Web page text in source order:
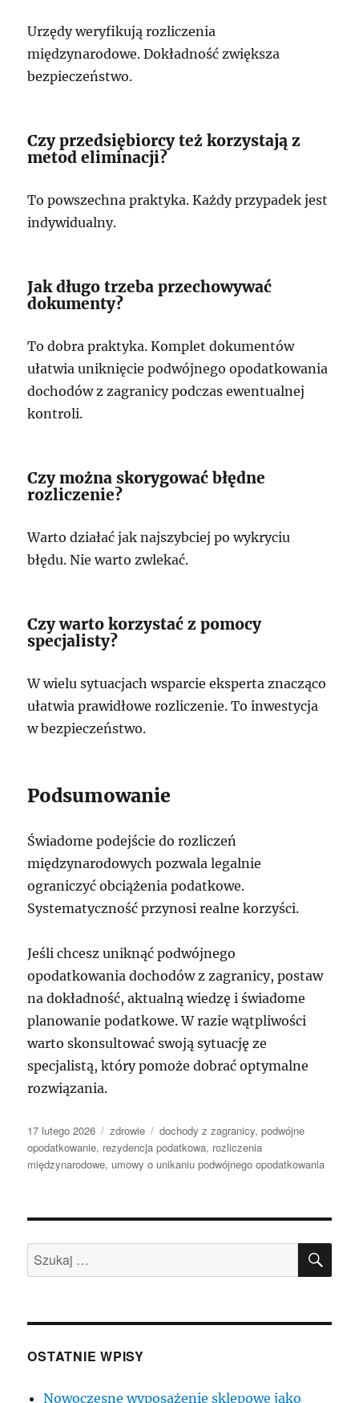
Urzędy weryfikują rozliczenia
międzynarodowe. Dokładność zwiększa
bezpieczeństwo.
Czy przedsiębiorcy też korzystają z
metod eliminacji?
To powszechna praktyka. Każdy przypadek jest
indywidualny.
Jak długo trzeba przechowywać
dokumenty?
To dobra praktyka. Komplet dokumentów
ułatwia uniknięcie podwójnego opodatkowania
dochodów z zagranicy podczas ewentualnej
kontroli.
Czy można skorygować błędne
rozliczenie?
Warto działać jak najszybciej po wykryciu
błędu. Nie warto zwlekać.
Czy warto korzystać z pomocy
specjalisty?
W wielu sytuacjach wsparcie eksperta znacząco
ułatwia prawidłowe rozliczenie. To inwestycja
w bezpieczeństwo.
Podsumowanie
Świadome podejście do rozliczeń
międzynarodowych pozwala legalnie
ograniczyć obciążenia podatkowe.
Systematyczność przynosi realne korzyści.
Jeśli chcesz uniknąć podwójnego
opodatkowania dochodów z zagranicy, postaw
na dokładność, aktualną wiedzę i świadome
planowanie podatkowe. W razie wątpliwości
warto skonsultować swoją sytuację ze
specjalistą, który pomoże dobrać optymalne
rozwiązania.
Data
publikacji
17 lutego 2026 Kategorie
zdrowie Tagi
dochody z zagranicy,podwójne
opodatkowanie, rezydencja podatkowa, rozliczenia
międzynarodowe, umowy o unikaniu podwójnego opodatkowania
Szukaj:
OSTATNIE WPISY
Nowoczesne wyposażenie sklepowe jako